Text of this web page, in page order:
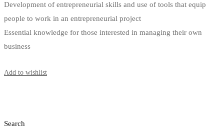
Development of entrepreneurial skills and use of tools that equip
people to work in an entrepreneurial project
Essential knowledge for those interested in managing their own
business
Add to wishlist
Search